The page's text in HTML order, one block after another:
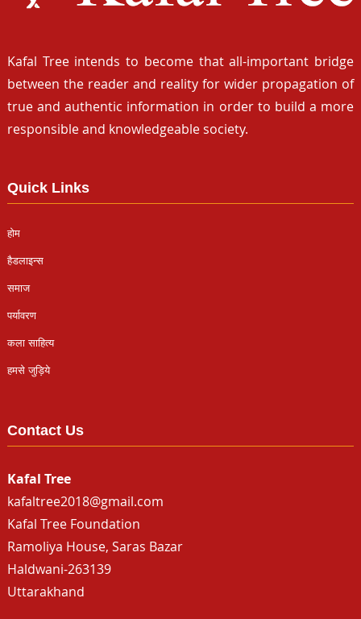
Kafal Tree intends to become that all-important bridge
between the reader and reality for wider propagation of
true and authentic information in order to build a more
responsible and knowledgeable society.
Quick Links
होम
हैडलाइन्स
समाज
पर्यावरण
कला साहित्य
हमसे जुड़िये
Contact Us
Kafal Tree
kafaltree2018@gmail.com
Kafal Tree Foundation
Ramoliya House, Saras Bazar
Haldwani-263139
Uttarakhand